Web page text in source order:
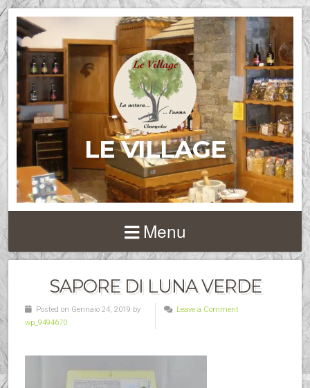
LE VILLAGE
Menu
SAPORE DI LUNA VERDE
Posted on Gennaio 24, 2019 by
wp_9494670
Leave a Comment